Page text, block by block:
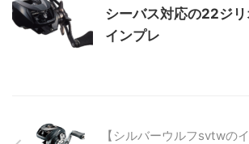
シーバス対応の22ジ
インプレ
【シルバーウルフsvtwの